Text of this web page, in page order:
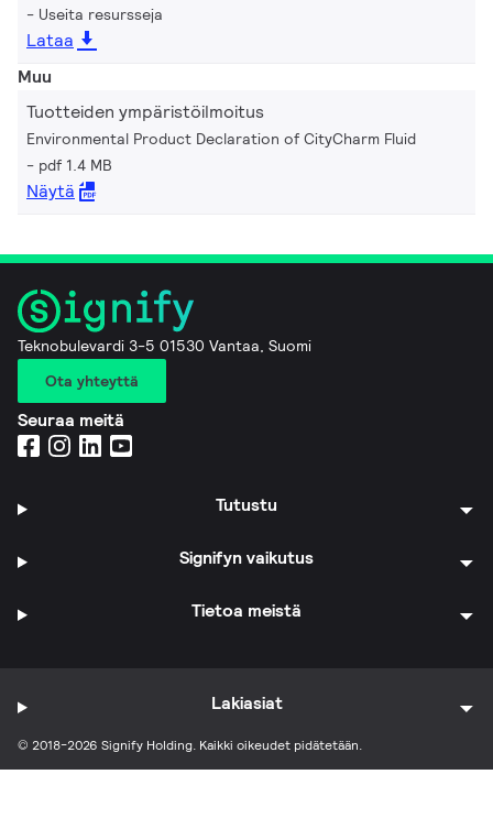
Useita resursseja
Lataa
Muu
Tuotteiden ympäristöilmoitus
Environmental Product Declaration of CityCharm Fluid
pdf 1.4 MB
Näytä
Teknobulevardi 3-5 01530 Vantaa, Suomi
Ota yhteyttä
Seuraa meitä
Tutustu
Signifyn vaikutus
Tietoa meistä
© 2018-2026 Signify Holding. Kaikki oikeudet pidätetään.
Lakiasiat